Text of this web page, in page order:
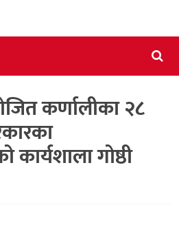
कर्णालीका २८
कार्यशाला गोष्ठी